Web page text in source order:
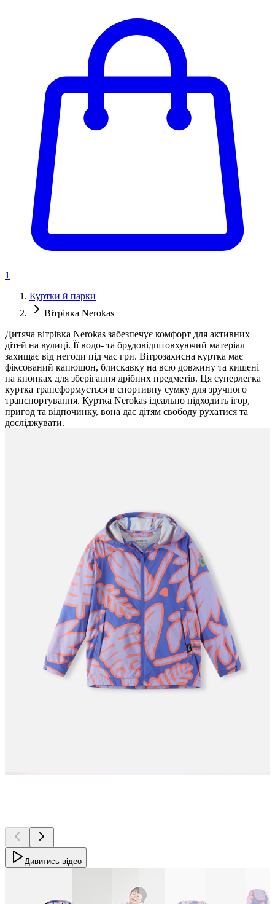
1
Куртки й парки
Вітрівка Nerokas
Дитяча вітрівка Nerokas забезпечує комфорт для активних
дітей на вулиці. Її водо- та брудовідштовхуючий матеріал
захищає від негоди під час гри. Вітрозахисна куртка має
фіксований капюшон, блискавку на всю довжину та кишені
на кнопках для зберігання дрібних предметів. Ця суперлегка
куртка трансформується в спортивну сумку для зручного
транспортування. Куртка Nerokas ідеально підходить ігор,
пригод та відпочинку, вона дає дітям свободу рухатися та
досліджувати.
Дивитись відео